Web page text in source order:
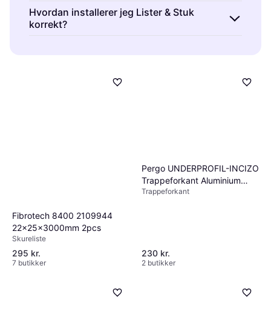
Fibrotech 8400 2109944
22x25x3000mm 2pcs
Skureliste
295 kr.
7 butikker
Pergo UNDERPROFIL-INCIZO
Trappeforkant Aluminium
Kombineres med 5-i-1 liste
Trappeforkant
230 kr.
2 butikker
lofter. De kan skjule samlinger og overgange.
Lister & Stuk er tilgængelige i forskellige
profiler og størrelser, der passer til forskellige
stilarter og funktioner.
Hvordan installerer jeg Lister & Stuk
korrekt?